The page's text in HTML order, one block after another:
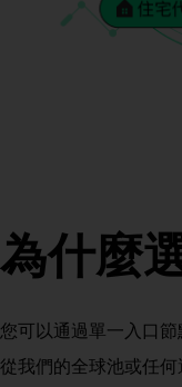
為什麼
您可以通過單一入口
從我們的全球池或任